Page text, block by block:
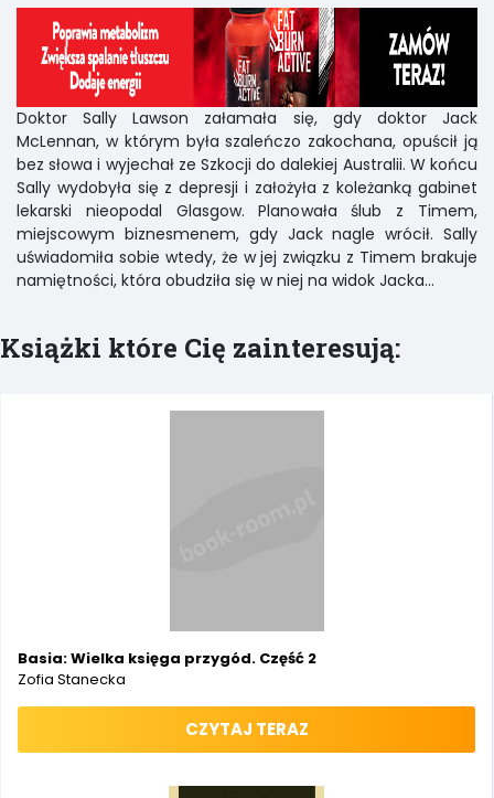
Doktor Sally Lawson załamała się, gdy doktor Jack
McLennan, w którym była szaleńczo zakochana, opuścił ją
bez słowa i wyjechał ze Szkocji do dalekiej Australii. W końcu
Sally wydobyła się z depresji i założyła z koleżanką gabinet
lekarski nieopodal Glasgow. Planowała ślub z Timem,
miejscowym biznesmenem, gdy Jack nagle wrócił. Sally
uświadomiła sobie wtedy, że w jej związku z Timem brakuje
namiętności, która obudziła się w niej na widok Jacka...
Książki które Cię zainteresują:
Basia: Wielka księga przygód. Część 2
Zofia Stanecka
CZYTAJ TERAZ